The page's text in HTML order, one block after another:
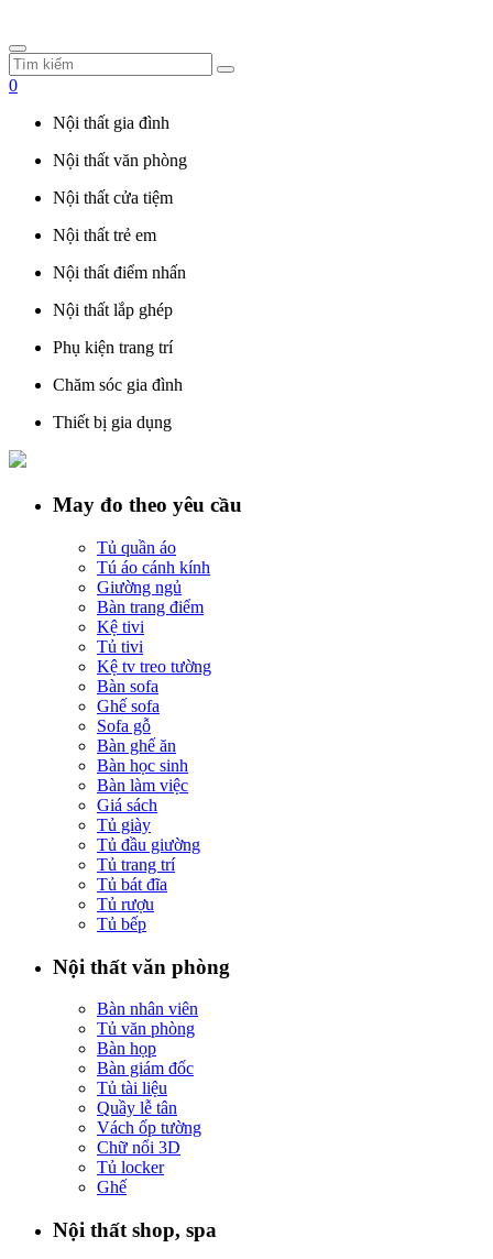
0
Nội thất gia đình
Nội thất văn phòng
Nội thất cửa tiệm
Nội thất trẻ em
Nội thất điểm nhấn
Nội thất lắp ghép
Phụ kiện trang trí
Chăm sóc gia đình
Thiết bị gia dụng
May đo theo yêu cầu
Tủ quần áo
Tú áo cánh kính
Giường ngủ
Bàn trang điểm
Kệ tivi
Tủ tivi
Kệ tv treo tường
Bàn sofa
Ghế sofa
Sofa gỗ
Bàn ghế ăn
Bàn học sinh
Bàn làm việc
Giá sách
Tủ giày
Tủ đầu giường
Tủ trang trí
Tủ bát đĩa
Tủ rượu
Tủ bếp
Nội thất văn phòng
Bàn nhân viên
Tủ văn phòng
Bàn họp
Bàn giám đốc
Tủ tài liệu
Quầy lễ tân
Vách ốp tường
Chữ nổi 3D
Tủ locker
Ghế
Nội thất shop, spa